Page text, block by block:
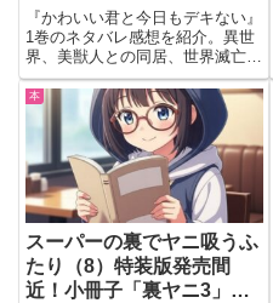
したくなる一冊
『かわいい君と今日もデキない』
1巻のネタバレ感想を紹介。異世
界、美獣人との同居、世界滅亡の
鍵を握る主人公の騒がしくも笑え
る日常や印象に残った場面、次巻
への期待を読後目線でまとめてい
本
スーパーの裏でヤニ吸うふ
たり（8）特装版発売間
近！小冊子「裏ヤニ3」付